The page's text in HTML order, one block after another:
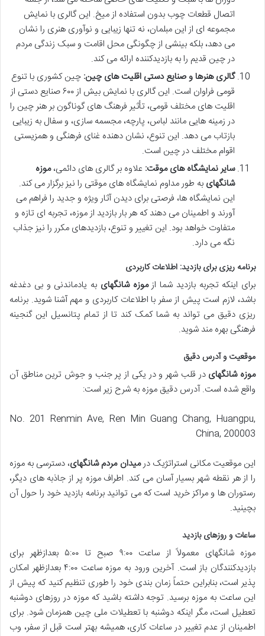
اتصال قطعات چوب بدون استفاده از میخ. این گالری با نمایش
مجموعه ای از این مبلمان، نه تنها زیبایی و نوآوری هنری را نشان
می دهد، بلکه بینشی از چگونگی محل اقامت و سبک زندگی مردم
در چین قدیم را به بازدیدکننده ارائه می کند.
گالری هنرها و صنایع دستی اقلیت های چین: چین کشوری با تنوع
قومی فراوان است. این گالری با نمایش بیش از ۶۰۰ صنایع دستی از
اقلیت های مختلف قومی، تأثیر فرهنگ های گوناگون بر هنر چین را
در زمینه هایی مانند لباس، پارچه، مجسمه سازی، و سفال به زیبایی
بازتاب می دهد. این تنوع، نشان دهنده غنای فرهنگی و همزیستی
اقوام مختلف در چین است.
سایر نمایشگاه های موقت: علاوه بر گالری های دائمی،موزه
شانگهای به طور مداوم نمایشگاه های موقتی را نیز برگزار می کند.
این نمایشگاه ها، فرصتی برای دیدن آثار ویژه و جدید را فراهم می
آورند و اطمینان می دهند که هر بار بازدید از موزه، تجربه ای تازه و
متفاوت خواهد بود. این تغییر و تنوع، بازدیدهای مکرر را نیز جذاب
نگه می دارد.
برنامه ریزی برای بازدید: اطلاعات کاربردی
برای اینکه تجربه بازدید شما ازموزه شانگهای به یادماندنی و بی دغدغه
باشد، لازم است پیش از سفر با اطلاعات کاربردی و مهم آشنا شوید. برنامه
ریزی دقیق می تواند به شما کمک کند تا از تمام پتانسیل این گنجینه
فرهنگی بهره مند شوید.
موقعیت و آدرس دقیق
موزه شانگهای در قلب شهر و در یکی از پر جنب و جوش ترین مناطق آن
واقع شده است. آدرس دقیق موزه به شرح زیر است:
No. 201 Renmin Ave, Ren Min Guang Chang, Huangpu,
China, 200003
این موقعیت مکانی استراتژیک درمیدان مردم شانگهای، دسترسی به موزه
را از هر نقطه شهر بسیار آسان می کند. اطراف موزه پر از جاذبه های دیگر،
رستوران ها و مراکز خرید است که می توانید برنامه بازدید خود را حول آن
بچینید.
ساعات و روزهای بازدید
موزه شانگهای معمولاً از ساعت ۹:۰۰ صبح تا ۵:۰۰ بعدازظهر برای
بازدیدکنندگان باز است. آخرین ورود به موزه ساعت ۴:۰۰ بعدازظهر امکان
پذیر است، بنابراین حتماً زمان بندی خود را طوری تنظیم کنید که پیش از
این ساعت به موزه برسید. توجه داشته باشید که موزه در روزهای دوشنبه
تعطیل است، مگر اینکه دوشنبه با تعطیلات ملی چین همزمان شود. برای
اطمینان از عدم تغییر در ساعات کاری، همیشه بهتر است قبل از سفر، وب